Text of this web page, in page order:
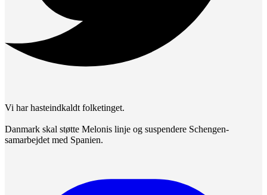
Vi har hasteindkaldt folketinget.
Danmark skal støtte Melonis linje og suspendere Schengen-
samarbejdet med Spanien.